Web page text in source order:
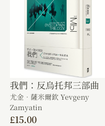
我們：反烏托邦三部曲
尤金．薩米爾欽 Yevgeny
Zamyatin
£15.00